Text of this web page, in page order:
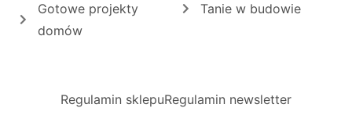
Gotowe projekty
domów
Tanie w budowie
Regulamin sklepuRegulamin newsletter